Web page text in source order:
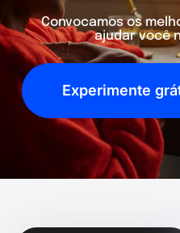
Convocamos os
ajudar você
Experimente